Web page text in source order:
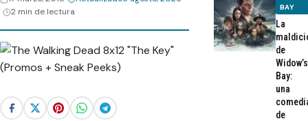
Webisodios
2 min de lectura
BAY
La
de
Widow’s
Bay:
una
de